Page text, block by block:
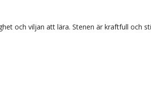
och viljan att lära. Stenen är kraftfull och